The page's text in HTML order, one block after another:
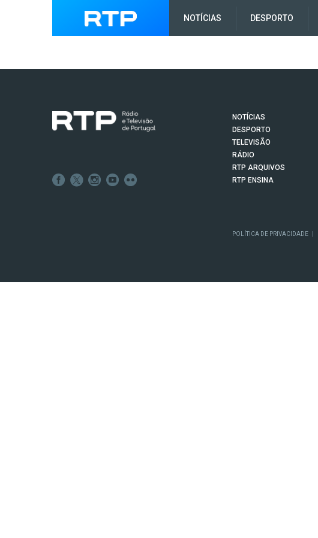
NOTÍCIAS DESPORTO
NOTÍCIAS
DESPORTO
TELEVISÃO
RÁDIO
RTP ARQUIVOS
RTP ENSINA
POLÍTICA DE PRIVACIDADE